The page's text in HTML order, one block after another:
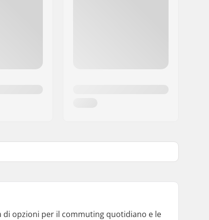
opzioni per il commuting quotidiano e le